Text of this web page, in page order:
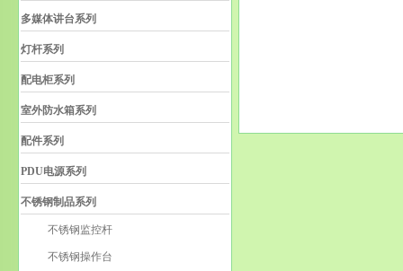
多媒体讲台系列
灯杆系列
配电柜系列
室外防水箱系列
配件系列
PDU电源系列
不锈钢制品系列
不锈钢监控杆
不锈钢操作台